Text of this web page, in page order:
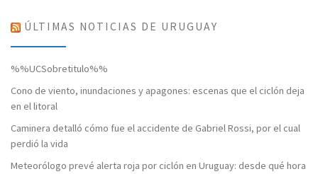
ÚLTIMAS NOTICIAS DE URUGUAY
%%UCSobretitulo%%
Cono de viento, inundaciones y apagones: escenas que el ciclón deja
en el litoral
Caminera detalló cómo fue el accidente de Gabriel Rossi, por el cual
perdió la vida
Meteorólogo prevé alerta roja por ciclón en Uruguay: desde qué hora